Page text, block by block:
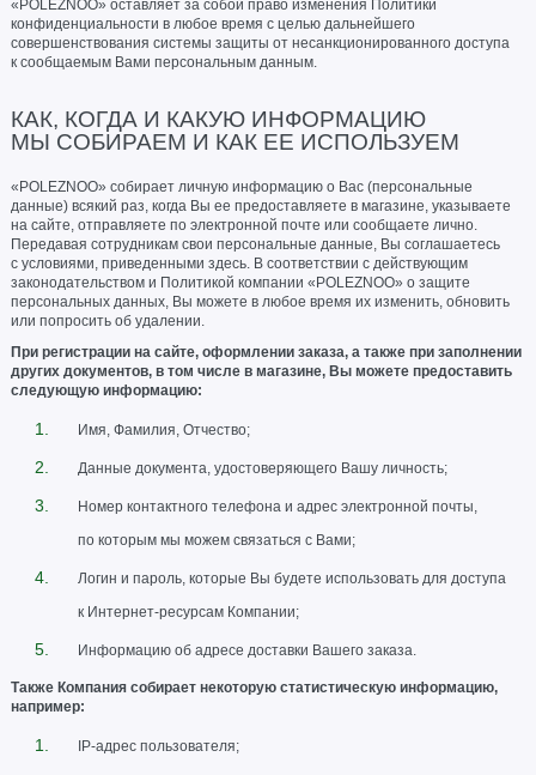
«POLEZNOO» оставляет за собой право изменения Политики
конфиденциальности в любое время с целью дальнейшего
совершенствования системы защиты от несанкционированного доступа
к сообщаемым Вами персональным данным.
КАК, КОГДА И КАКУЮ ИНФОРМАЦИЮ
МЫ СОБИРАЕМ И КАК ЕЕ ИСПОЛЬЗУЕМ
«POLEZNOO» собирает личную информацию о Вас (персональные
данные) всякий раз, когда Вы ее предоставляете в магазине, указываете
на сайте, отправляете по электронной почте или сообщаете лично.
Передавая сотрудникам свои персональные данные, Вы соглашаетесь
с условиями, приведенными здесь. В соответствии с действующим
законодательством и Политикой компании «POLEZNOO» о защите
персональных данных, Вы можете в любое время их изменить, обновить
или попросить об удалении.
При регистрации на сайте, оформлении заказа, а также при заполнении
других документов, в том числе в магазине, Вы можете предоставить
следующую информацию:
Имя, Фамилия, Отчество;
Данные документа, удостоверяющего Вашу личность;
Номер контактного телефона и адрес электронной почты,
по которым мы можем связаться с Вами;
Логин и пароль, которые Вы будете использовать для доступа
к Интернет-ресурсам Компании;
Информацию об адресе доставки Вашего заказа.
Также Компания собирает некоторую статистическую информацию,
например:
IP-адрес пользователя;